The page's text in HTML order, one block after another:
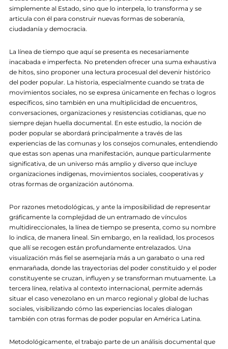
simplemente al Estado, sino que lo interpela, lo transforma y se
articula con él para construir nuevas formas de soberanía,
ciudadanía y democracia.
La línea de tiempo que aquí se presenta es necesariamente
inacabada e imperfecta. No pretenden ofrecer una suma exhaustiva
de hitos, sino proponer una lectura procesual del devenir histórico
del poder popular. La historia, especialmente cuando se trata de
movimientos sociales, no se expresa únicamente en fechas o logros
específicos, sino también en una multiplicidad de encuentros,
conversaciones, organizaciones y resistencias cotidianas, que no
siempre dejan huella documental. En este estudio, la noción de
poder popular se abordará principalmente a través de las
experiencias de las comunas y los consejos comunales, entendiendo
que estas son apenas una manifestación, aunque particularmente
significativa, de un universo más amplio y diverso que incluye
organizaciones indígenas, movimientos sociales, cooperativas y
otras formas de organización autónoma.
Por razones metodológicas, y ante la imposibilidad de representar
gráficamente la complejidad de un entramado de vínculos
multidireccionales, la línea de tiempo se presenta, como su nombre
lo indica, de manera lineal. Sin embargo, en la realidad, los procesos
que allí se recogen están profundamente entrelazados. Una
visualización más fiel se asemejaría más a un garabato o una red
enmarañada, donde las trayectorias del poder constituido y el poder
constituyente se cruzan, influyen y se transforman mutuamente. La
tercera línea, relativa al contexto internacional, permite además
situar el caso venezolano en un marco regional y global de luchas
sociales, visibilizando cómo las experiencias locales dialogan
también con otras formas de poder popular en América Latina.
Metodológicamente, el trabajo parte de un análisis documental que